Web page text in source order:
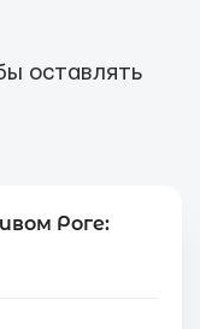
оставлять
Роге: